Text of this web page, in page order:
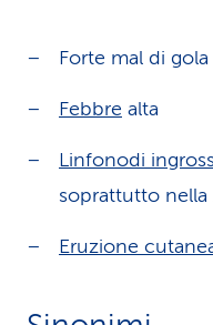
Forte mal di gola
Febbre alta
Linfonodi
soprattutto nella
Eruzione